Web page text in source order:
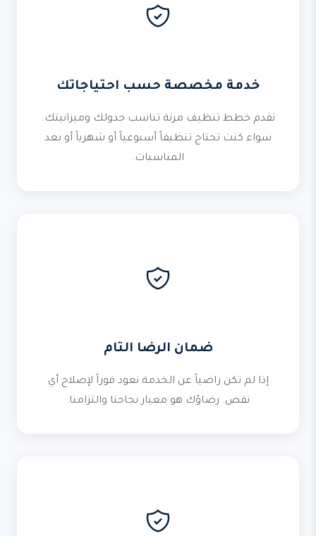
خدمة مخصصة حسب احتياجاتك
نقدم خطط تنظيف مرنة تناسب جدولك وميزانيتك.
سواء كنت تحتاج تنظيفاً أسبوعياً أو شهرياً أو بعد
المناسبات.
ضمان الرضا التام
إذا لم تكن راضياً عن الخدمة نعود فوراً لإصلاح أي
نقص. رضاؤك هو معيار نجاحنا والتزامنا.